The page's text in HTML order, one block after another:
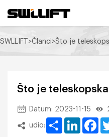
SWLLIFT>Članci>Što je
Što je
Datum: 2023-11-15
udio:
Share LinkedIn